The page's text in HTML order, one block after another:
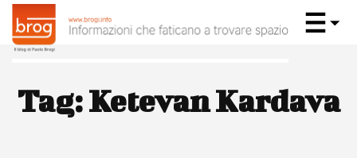
Tag:Ketevan Kardava